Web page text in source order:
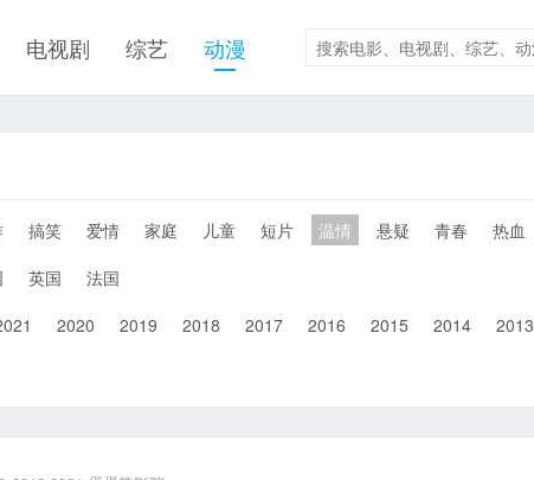
电视剧 综艺 动漫
搞笑 爱情 家庭 儿童 短片 温情 悬疑 青春 热血
英国
法国
2020 2019 2018 2017 2016 2015 2014 2013